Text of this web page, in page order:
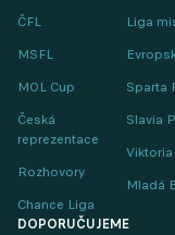
ČFL
MSFL
MOL Cup
Česká
reprezentace
Rozhovory
Chance Liga
Liga
Sparta
Slavia
Mladá
DOPORUČUJEME